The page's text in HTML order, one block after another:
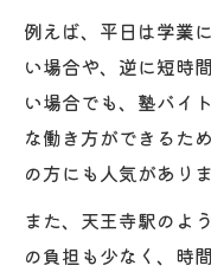
例えば、平日は学業
い場合や、逆に短時
い場合でも、塾バイ
な働き方ができるた
の方にも人気がありま
また、天王寺駅のよ
の負担も少なく、時